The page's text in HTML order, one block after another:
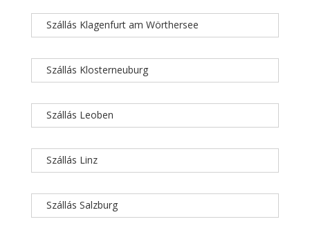
Szállás Klagenfurt am Wörthersee
Szállás Klosterneuburg
Szállás Leoben
Szállás Linz
Szállás Salzburg